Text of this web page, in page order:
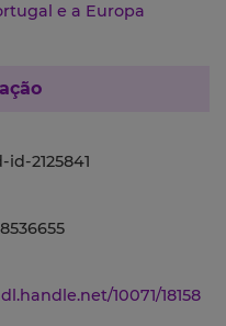
e a Europa
2125841
10071/18158